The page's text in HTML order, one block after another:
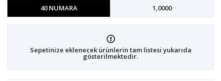
40 NUMARA 1,0000
Sepetinize eklenecek ürünlerin tam listesi yukarıda
gösterilmektedir.